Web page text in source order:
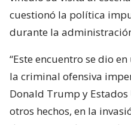
cuestionó la política
durante la
“Este encuentro se dio
la criminal ofensiva
Donald Trump y
otros hechos, en la